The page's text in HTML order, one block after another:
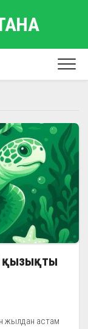
қызықты
жылдан астам